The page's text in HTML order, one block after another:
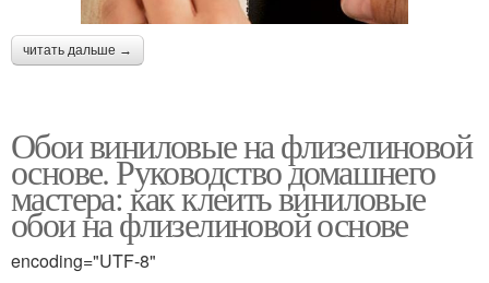
читать дальше →
Обои виниловые на флизелиновой
основе. Руководство домашнего
мастера: как клеить виниловые
обои на флизелиновой основе
encoding="UTF-8"